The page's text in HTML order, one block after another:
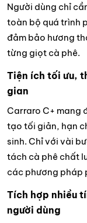
Người dùng chỉ
toàn bộ quá trình
đảm bảo hương
từng giọt cà phê.
Tiện ích tối ưu,
gian
Carraro C+ mang
tạo tối giản, hạn
sinh. Chỉ với vài
tách cà phê chất
các phương pháp
Tích hợp nhiều
người dùng